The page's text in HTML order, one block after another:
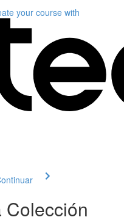
your course with
Colección